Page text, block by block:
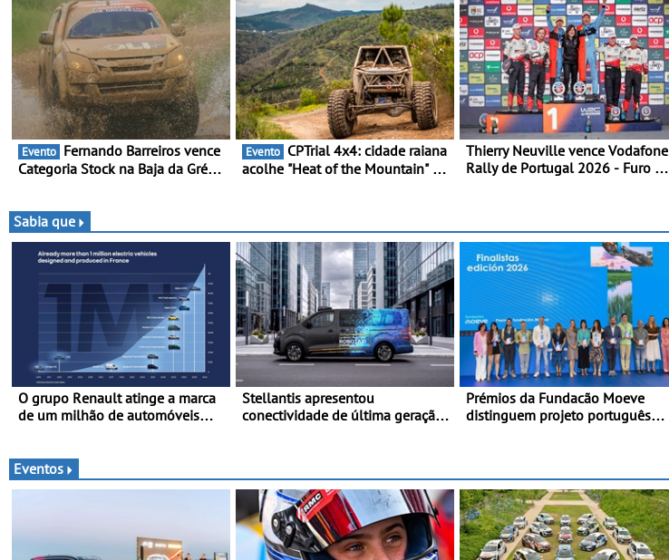
Evento
Categoria Stock na Baja da Grécia
Evento
acolhe "Heat of the Mountain" -
Thierry Neuville vence Vodafone
Rally de Portugal 2026 - Furo na
Sabia que
O grupo Renault atinge a marca
de um milhão de automóveis
Stellantis apresentou
conectividade de última geração
Prémios da Fundacão Moeve
distinguem projeto português
Eventos